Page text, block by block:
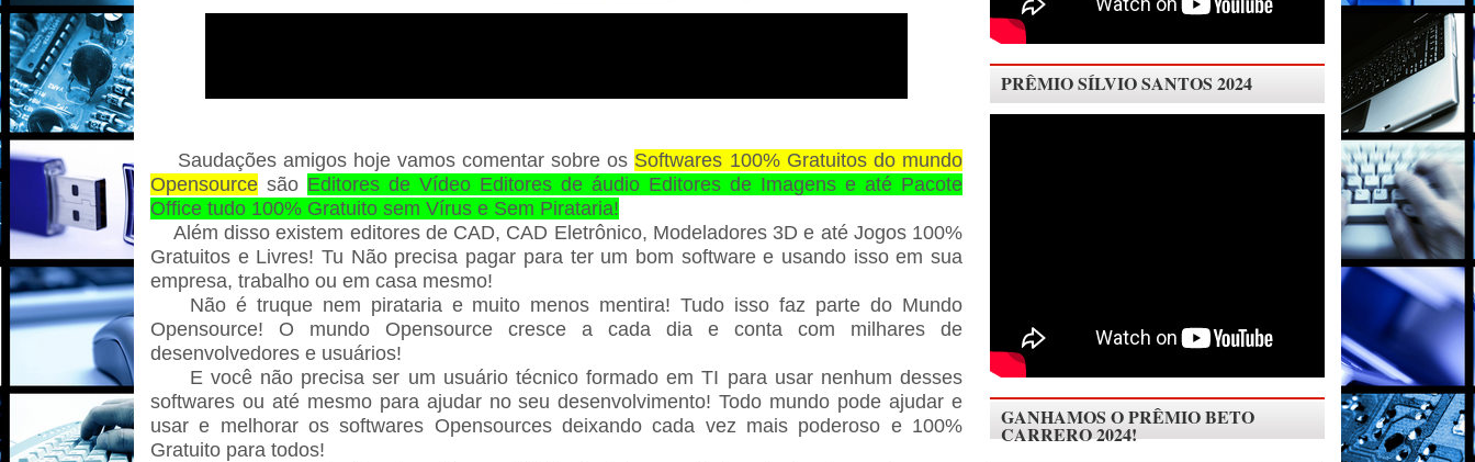
Saudações amigos hoje vamos comentar sobre os Softwares 100% Gratuitos do mundo
Opensource são Editores de Vídeo Editores de áudio Editores de Imagens e até Pacote
Office tudo 100% Gratuito sem Vírus e Sem Pirataria!
Além disso existem editores de CAD, CAD Eletrônico, Modeladores 3D e até Jogos 100%
Gratuitos e Livres! Tu Não precisa pagar para ter um bom software e usando isso em sua
empresa, trabalho ou em casa mesmo!
Não é truque nem pirataria e muito menos mentira! Tudo isso faz parte do Mundo
Opensource! O mundo Opensource cresce a cada dia e conta com milhares de
desenvolvedores e usuários!
E você não precisa ser um usuário técnico formado em TI para usar nenhum desses
softwares ou até mesmo para ajudar no seu desenvolvimento! Todo mundo pode ajudar e
usar e melhorar os softwares Opensources deixando cada vez mais poderoso e 100%
Gratuito para todos!
PRÊMIO SÍLVIO SANTOS 2024
GANHAMOS O PRÊMIO BETO
CARRERO 2024!